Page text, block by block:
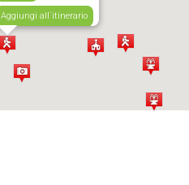
Aggiungi all´itinerario